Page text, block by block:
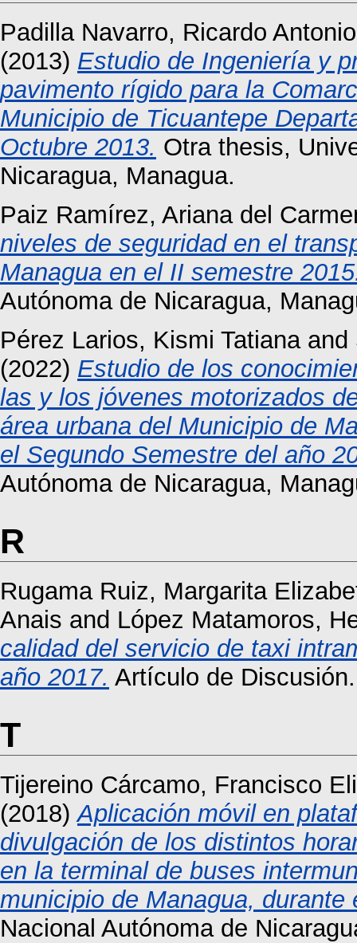
Padilla Navarro, Ricardo Antonio
(2013) Estudio de Ingeniería y
pavimento rígido para la
Municipio de Ticuantepe
Octubre 2013. Otra thesis,
Nicaragua, Managua.
Paiz Ramírez, Ariana del
niveles de seguridad en el
Managua en el II semestre
Autónoma de Nicaragua,
Pérez Larios, Kismi Tatianaand
(2022) Estudio de los
las y los jóvenes motorizados
área urbana del Municipio de
el Segundo Semestre del año
Autónoma de Nicaragua,
R
Rugama Ruiz, Margarita
Anais and López Matamoros,
calidad del servicio de taxi
año 2017. Artículo de
T
Tijereino Cárcamo, Francisco
(2018)Aplicación móvil en
divulgación de los distintos
en la terminal de buses
municipio de Managua, durante
Nacional Autónoma de